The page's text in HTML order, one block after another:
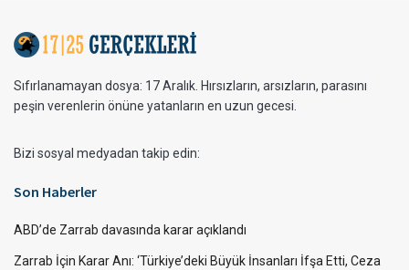
Sıfırlanamayan dosya: 17 Aralık. Hırsızların, arsızların, parasını
peşin verenlerin önüne yatanların en uzun gecesi.
Bizi sosyal medyadan takip edin:
Son Haberler
ABD’de Zarrab davasında karar açıklandı
Zarrab İçin Karar Anı: ‘Türkiye’deki Büyük İnsanları İfşa Etti, Ceza